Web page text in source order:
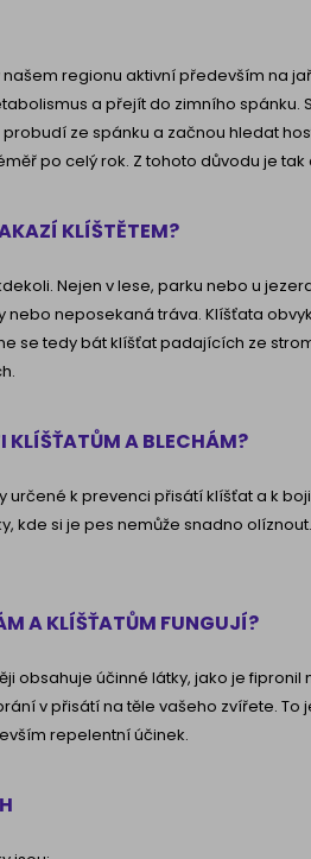
regionu aktivní především na
a přejít do zimního spánku.
ze spánku a začnou hledat
po celý rok. Z tohoto důvodu je
KLÍŠTĚTEM?
Nejen v lese, parku nebo u
nebo neposekaná tráva. Klíšťata
se tedy bát klíšťat padajících ze
KLÍŠŤATŮM A BLECHÁM?
k prevenci přisátí klíšťat a k
kde si je pes nemůže snadno
A KLÍŠŤATŮM FUNGUJÍ?
obsahuje účinné látky, jako je fipronil
v přisátí na těle vašeho zvířete. To
repelentní účinek.